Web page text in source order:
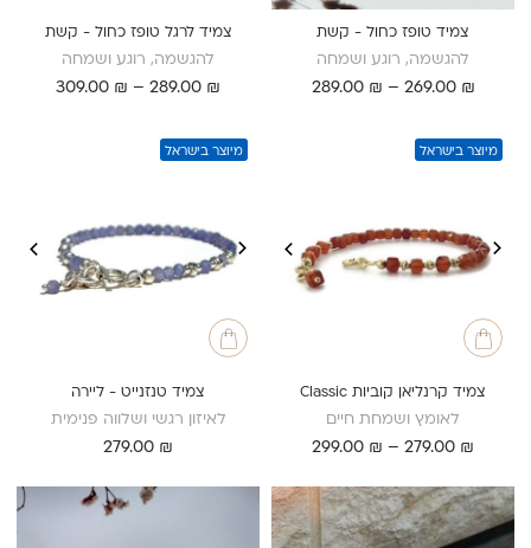
צמיד טופז כחול - קשת
להגשמה, רוגע ושמחה
269.00 ₪
–
289.00 ₪
טווח
צמיד לרגל טופז כחול - קשת
להגשמה, רוגע ושמחה
289.00 ₪
–
309.00 ₪
טווח
מיוצר בישראל
צמיד קרנליאן קוביות Classic
לאומץ ושמחת חיים
279.00 ₪
–
299.00 ₪
טווח
עד
מיוצר בישראל
צמיד טנזנייט - ליירה
לאיזון רגשי ושלווה פנימית
279.00 ₪